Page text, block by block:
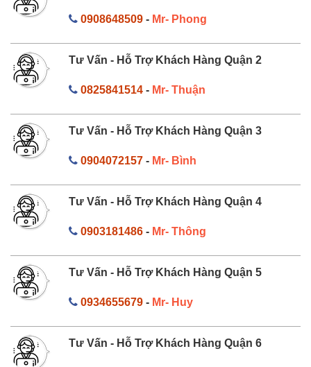
0908648509- Mr- Phong
Tư Vấn - Hỗ Trợ Khách Hàng Quận 2
0825841514- Mr- Thuận
Tư Vấn - Hỗ Trợ Khách Hàng Quận 3
0904072157- Mr- Bình
Tư Vấn - Hỗ Trợ Khách Hàng Quận 4
0903181486- Mr- Thông
Tư Vấn - Hỗ Trợ Khách Hàng Quận 5
0934655679- Mr- Huy
Tư Vấn - Hỗ Trợ Khách Hàng Quận 6